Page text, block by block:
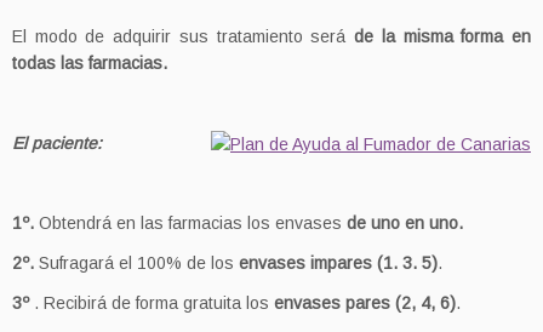
El modo de adquirir sus tratamiento seráde la misma forma en
todas las farmacias.
El paciente:
1º. Obtendrá en las farmacias los envases de uno en uno.
2º. Sufragará el 100% de los envases impares (1. 3. 5).
3º . Recibirá de forma gratuita los envases pares (2, 4, 6).